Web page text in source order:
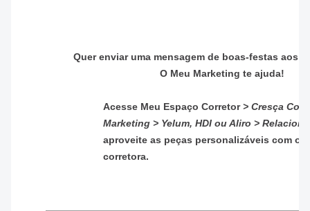
Quer enviar uma mensagem de boas-festas aos
O Meu Marketing te ajuda!
Acesse Meu Espaço Corretor> Cresça
Marketing > Yelum, HDI ou Aliro >
aproveite as peças personalizáveis com o
corretora.